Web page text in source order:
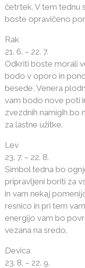
četrtek. V tem tednu
boste opravičeno
Rak
21. 6. – 22. 7.
Odkriti boste morali
bodo v oporo in
besede, Venera
vam bodo nove poti
zvezdnih namigih bo
za lastne užitke.
Lev
23. 7. – 22. 8.
Simbol tedna bo
pripravljeni boriti za
in vam nekaj
resnico in pri tem
energijo vam bo
vezana na sredo.
Devica
23. 8. – 22. 9.